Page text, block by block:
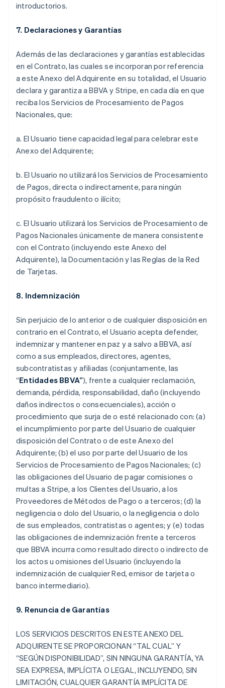
introductorios.
7. Declaraciones y Garantías
Además de las declaraciones y garantías establecidas
en el Contrato, las cuales se incorporan por referencia
a este Anexo del Adquirente en su totalidad, el Usuario
declara y garantiza a BBVA y Stripe, en cada día en que
reciba los Servicios de Procesamiento de Pagos
Nacionales, que:
a. El Usuario tiene capacidad legal para celebrar este
Anexo del Adquirente;
b. El Usuario no utilizará los Servicios de Procesamiento
de Pagos, directa o indirectamente, para ningún
propósito fraudulento o ilícito;
c. El Usuario utilizará los Servicios de Procesamiento de
Pagos Nacionales únicamente de manera consistente
con el Contrato (incluyendo este Anexo del
Adquirente), la Documentación y las Reglas de la Red
de Tarjetas.
8. Indemnización
Sin perjuicio de lo anterior o de cualquier disposición en
contrario en el Contrato, el Usuario acepta defender,
indemnizar y mantener en paz y a salvo a BBVA, así
como a sus empleados, directores, agentes,
subcontratistas y afiliadas (conjuntamente, las
“Entidades BBVA”), frente a cualquier reclamación,
demanda, pérdida, responsabilidad, daño (incluyendo
daños indirectos o consecuenciales), acción o
procedimiento que surja de o esté relacionado con: (a)
el incumplimiento por parte del Usuario de cualquier
disposición del Contrato o de este Anexo del
Adquirente; (b) el uso por parte del Usuario de los
Servicios de Procesamiento de Pagos Nacionales; (c)
las obligaciones del Usuario de pagar comisiones o
multas a Stripe, a los Clientes del Usuario, a los
Proveedores de Métodos de Pago o a terceros; (d) la
negligencia o dolo del Usuario, o la negligencia o dolo
de sus empleados, contratistas o agentes; y (e) todas
las obligaciones de indemnización frente a terceros
que BBVA incurra como resultado directo o indirecto de
los actos u omisiones del Usuario (incluyendo la
indemnización de cualquier Red, emisor de tarjeta o
banco intermediario).
9. Renuncia de Garantías
LOS SERVICIOS DESCRITOS EN ESTE ANEXO DEL
ADQUIRENTE SE PROPORCIONAN “TAL CUAL” Y
“SEGÚN DISPONIBILIDAD”, SIN NINGUNA GARANTÍA, YA
SEA EXPRESA, IMPLÍCITA O LEGAL, INCLUYENDO, SIN
LIMITACIÓN, CUALQUIER GARANTÍA IMPLÍCITA DE